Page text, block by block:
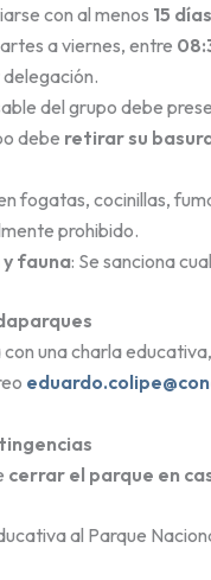
con al menos 15
a viernes, entre
del grupo debe
debe retirar su
fogatas, cocinillas,
prohibido.
fauna: Se sanciona
una charla
cerrar el parque en
al Parque